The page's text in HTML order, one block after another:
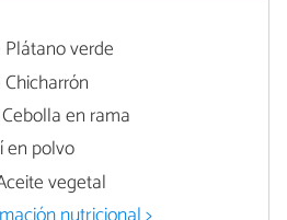
verde
en rama
en polvo
vegetal